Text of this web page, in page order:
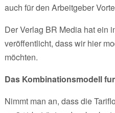
auch für den Arbeitgeber
Der Verlag BR Media hat ein
veröffentlicht, dass wir hier
möchten.
Das Kombinationsmodell
Nimmt man an, dass die